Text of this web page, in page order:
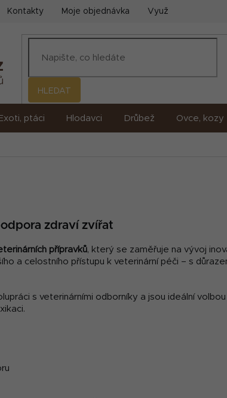
Kontakty Moje objednávka Využití umělé
HLEDAT
Exoti, ptáci Hlodavci Drůbež Ovce, kozy
zdraví zvířat
přípravků, který se zaměřuje na vývoj
a celostního přístupu k veterinární péči – s
s veterinárními odborníky a jsou ideální